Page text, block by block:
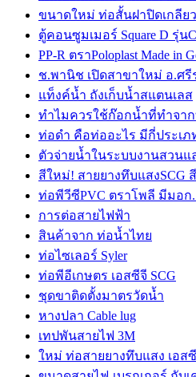
ขนาดใหม่ ท่อสั้นฝาปิดเกลียว
ตู้คอนซูมเมอร์ Square D รุ่น
PP-R ตราPoloplast Made in
ช.พานิช เปิดสาขาใหม่ อ.ศรี
แท็งค์น้ำ ถังเก็บน้ำสแตนเลส
ทำไมควรใช้ก๊อกน้ำที่ทำจาก
ท่อดำ คือท่ออะไร มีกี่ประเภ
ตัวจ่ายน้ำในระบบงานสวนแ
สีใหม่! สายยางทึบแสงSCG
ท่อพีวีซีPVC ตราโพลี มีมอก
การต่อสายไฟฟ้า
สินค้าจาก ท่อน้ำไทย
ท่อไซเลอร์ Syler
ท่อพีอีเกษตร เอสซีจี SCG
ชุดขาติดตั้งมาตรวัดน้ำ
หางปลา Cable lug
เทปพันสายไฟ 3M
ใหม่ ท่อสายยางทึบแสง เอส